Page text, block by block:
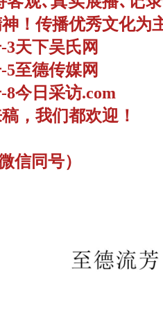
！传播优秀文化为
3天下吴氏网
5至德传媒网
8今日采访.com
，我们都欢迎！
信同号）